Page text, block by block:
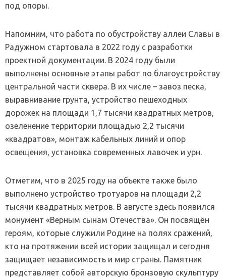
под опоры.
Напомним, что работа по обустройству аллеи Славы в
Радужном стартовала в 2022 году с разработки
проектной документации. В 2024 году были
выполнены основные этапы работ по благоустройству
центральной части сквера. В их числе – завоз песка,
выравнивание грунта, устройство пешеходных
дорожек на площади 1,7 тысячи квадратных метров,
озеленение территории площадью 2,2 тысячи
«квадратов», монтаж кабельных линий и опор
освещения, установка современных лавочек и урн.
Отметим, что в 2025 году на объекте также было
выполнено устройство тротуаров на площади 2,2
тысячи квадратных метров. В августе здесь появился
монумент «Верным сынам Отечества». Он посвящён
героям, которые служили Родине на полях сражений,
кто на протяжении всей истории защищал и сегодня
защищает независимость и мир страны. Памятник
представляет собой авторскую бронзовую скульптуру